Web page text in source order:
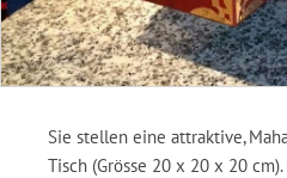
Sie stellen eine attraktive,
Tisch (Grösse 20 x 20 x 20